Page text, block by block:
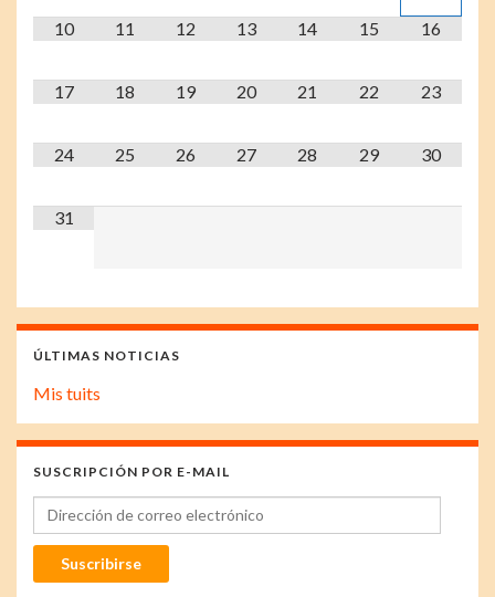
10 11 12 13 14 15 16
17 18 19 20 21 22 23
24 25 26 27 28 29 30
31
ÚLTIMAS NOTICIAS
Mis tuits
SUSCRIPCIÓN POR E-MAIL
Dirección de correo electrónico
Suscribirse